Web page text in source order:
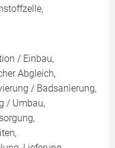
/ Einbau,
Abgleich,
/ Badsanierung,
/ Umbau,